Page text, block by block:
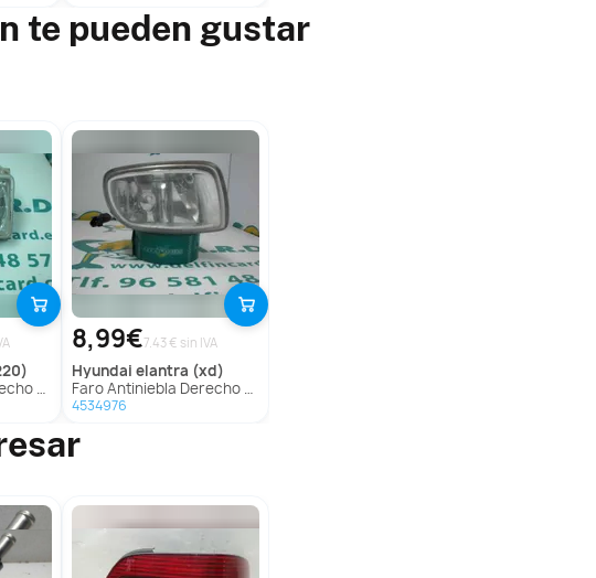
te pueden gustar
Vanette
8,99€7.43 € sin IVA
hyundai elantra (xd)
Faro Antiniebla Derecho Para Hyundai Elantra
4534976